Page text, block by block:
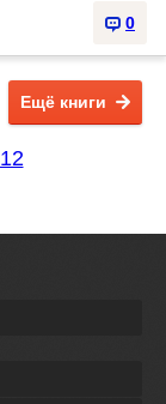
0
Ещё книги
12